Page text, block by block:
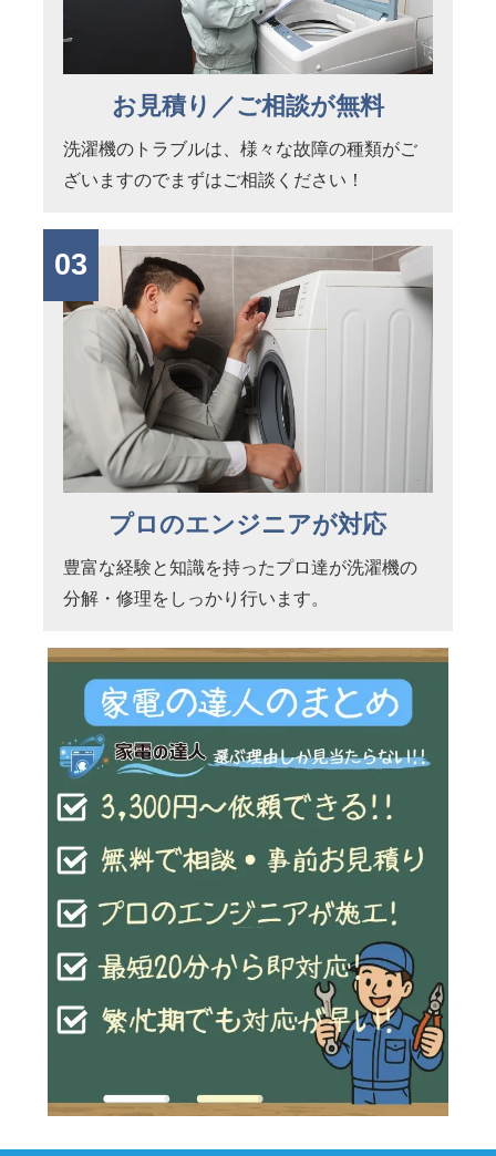
お見積り／ご相談が無料
洗濯機のトラブルは、様々な故障の種類がご
ざいますのでまずはご相談ください！
03
プロのエンジニアが対応
豊富な経験と知識を持ったプロ達が洗濯機の
分解・修理をしっかり行います。